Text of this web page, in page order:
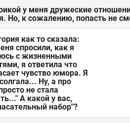
у меня дружеские
Но, к сожалению, попасть не
как то сказала:
спросили, как я
с жизненными
я ответила что
чувство юмора. Я
Ну, а про
не стала
А какой у вас,
набор"?